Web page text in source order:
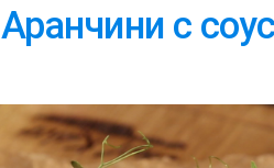
Аранчини с